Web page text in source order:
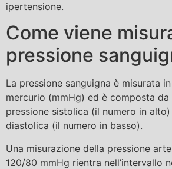
ipertensione.
Come viene
pressione
La pressione sanguigna è misurata
mercurio (mmHg) ed è composta da
pressione sistolica (il numero in
diastolica (il numero in basso).
Una misurazione della pressione
120/80 mmHg rientra nell’intervallo